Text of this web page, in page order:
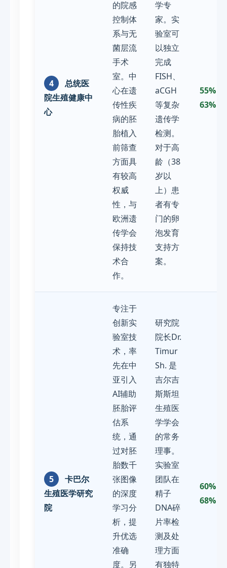
4
总统医
院生殖健康中
心
的院感
控制体
系与无
菌层流
手术
室。中
心在遗
传性疾
病的胚
胎植入
前筛查
方面具
有较高
权威
性，与
欧洲遗
传学会
保持技
术合
作。
学专
家。实
验室可
以独立
完成
FISH、
aCGH
等复杂
遗传学
检测。
对于高
龄（38
岁以
上）患
者有专
门的卵
泡发育
支持方
案。
55% -
63%
5
卡巴尔
生殖医学研究
院
专注于
创新实
验室技
术，率
先在中
亚引入
AI辅助
胚胎评
估系
统，通
过对胚
胎数千
张图像
的深度
学习分
析，提
升优选
准确
度。另
研究院
院长Dr.
Timur
Sh. 是
吉尔吉
斯斯坦
生殖医
学学会
的常务
理事。
实验室
团队在
精子
DNA碎
片率检
测及处
理方面
有独特
60% -
68%